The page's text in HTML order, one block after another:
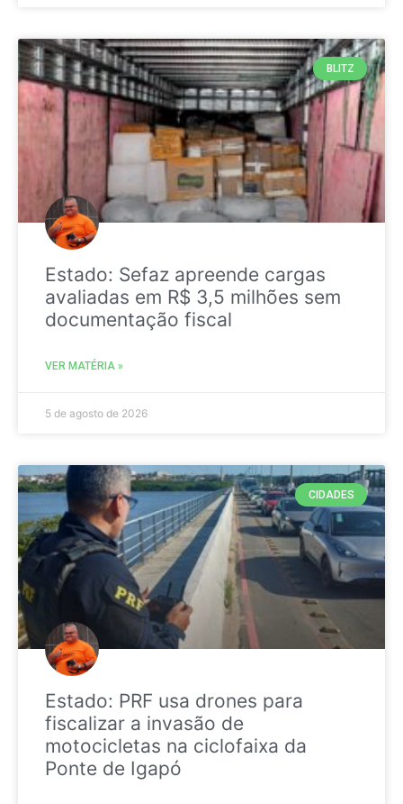
BLITZ
Estado: Sefaz apreende cargas
avaliadas em R$ 3,5 milhões sem
documentação fiscal
VER MATÉRIA »
5 de agosto de 2026
CIDADES
Estado: PRF usa drones para
fiscalizar a invasão de
motocicletas na ciclofaixa da
Ponte de Igapó